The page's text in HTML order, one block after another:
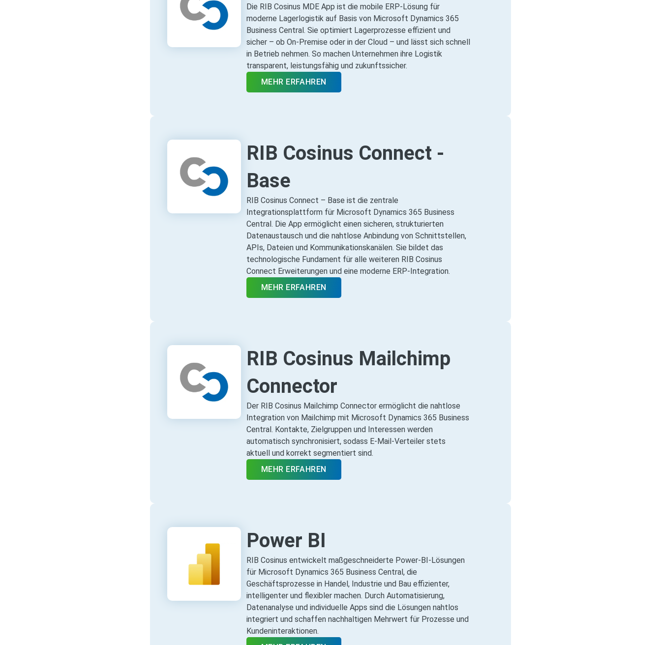
Die RIB Cosinus MDE App ist die mobile ERP‑Lösung für
moderne Lagerlogistik auf Basis von Microsoft Dynamics 365
Business Central. Sie optimiert Lagerprozesse effizient und
sicher – ob On‑Premise oder in der Cloud – und lässt sich schnell
in Betrieb nehmen. So machen Unternehmen ihre Logistik
transparent, leistungsfähig und zukunftssicher.
MEHR ERFAHREN
RIB Cosinus Connect -
Base
RIB Cosinus Connect – Base ist die zentrale
Integrationsplattform für Microsoft Dynamics 365 Business
Central. Die App ermöglicht einen sicheren, strukturierten
Datenaustausch und die nahtlose Anbindung von Schnittstellen,
APIs, Dateien und Kommunikationskanälen. Sie bildet das
technologische Fundament für alle weiteren RIB Cosinus
Connect Erweiterungen und eine moderne ERP‑Integration.
MEHR ERFAHREN
RIB Cosinus Mailchimp
Connector
Der RIB Cosinus Mailchimp Connector ermöglicht die nahtlose
Integration von Mailchimp mit Microsoft Dynamics 365 Business
Central. Kontakte, Zielgruppen und Interessen werden
automatisch synchronisiert, sodass E‑Mail‑Verteiler stets
aktuell und korrekt segmentiert sind.
MEHR ERFAHREN
Power BI
RIB Cosinus entwickelt maßgeschneiderte Power‑BI‑Lösungen
für Microsoft Dynamics 365 Business Central, die
Geschäftsprozesse in Handel, Industrie und Bau effizienter,
intelligenter und flexibler machen. Durch Automatisierung,
Datenanalyse und individuelle Apps sind die Lösungen nahtlos
integriert und schaffen nachhaltigen Mehrwert für Prozesse und
Kundeninteraktionen.